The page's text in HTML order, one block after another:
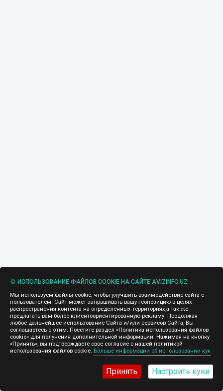
🍪 ИСПОЛЬЗОВАНИЕ ФАЙЛОВ COOKIE НА САЙТЕ AVIZINFO.UZ
Мы используем файлы cookie, чтобы улучшить взаимодействие сайта с
пользователем. Сайт может запрашивать вашу геопозицию в целях
распространения контента на определенных территориях,а так же
предлагать вам более клиентоориентированную рекламу. Продолжая
любое дальнейшее использование Сайта и/или сервисов Сайта, Вы
соглашаетесь с этим. Посетите раздел «Политика использования файлов
cookie» для получения дополнительной информации. Нажимая на кнопку
«Принять», вы подтверждаете свое согласие с нашей политикой
использования файлов cookie. Больше информации об использовании кук
Принять Настроить куки